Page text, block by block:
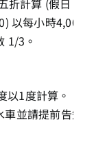
以每小時4,000
1/3。
以1度計算。
並請提前告知